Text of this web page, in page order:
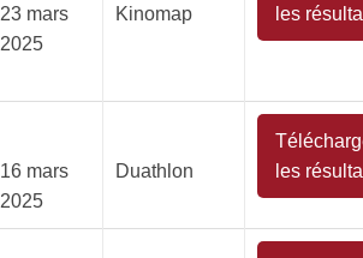
23 mars
2025
Kinomap
les
16 mars
2025
Duathlon
les